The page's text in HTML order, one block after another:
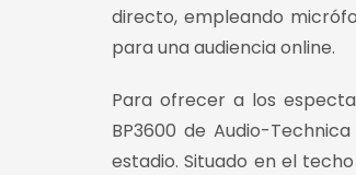
directo, empleando
para una audiencia online.
Para ofrecer a los
BP3600 de Audio-
estadio. Situado en el